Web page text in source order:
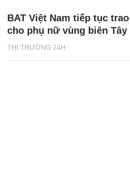
THỊ TRƯỜNG 24H
BAT Việt Nam tiếp tục
cho phụ nữ vùng biên Tây